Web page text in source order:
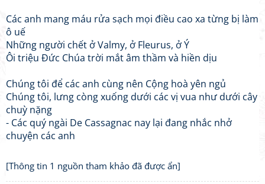
Các anh mang máu rửa sạch mọi điều cao xa từng bị làm
ô uế
Những người chết ở Valmy, ở Fleurus, ở Ý
Ôi triệu Đức Chúa trời mắt âm thầm và hiền dịu
Chúng tôi để các anh cùng nên Cộng hoà yên ngủ
Chúng tôi, lưng còng xuống dưới các vị vua như dưới cây
chuỳ nặng
- Các quý ngài De Cassagnac nay lại đang nhắc nhở
chuyện các anh
[Thông tin 1 nguồn tham khảo đã được ẩn]